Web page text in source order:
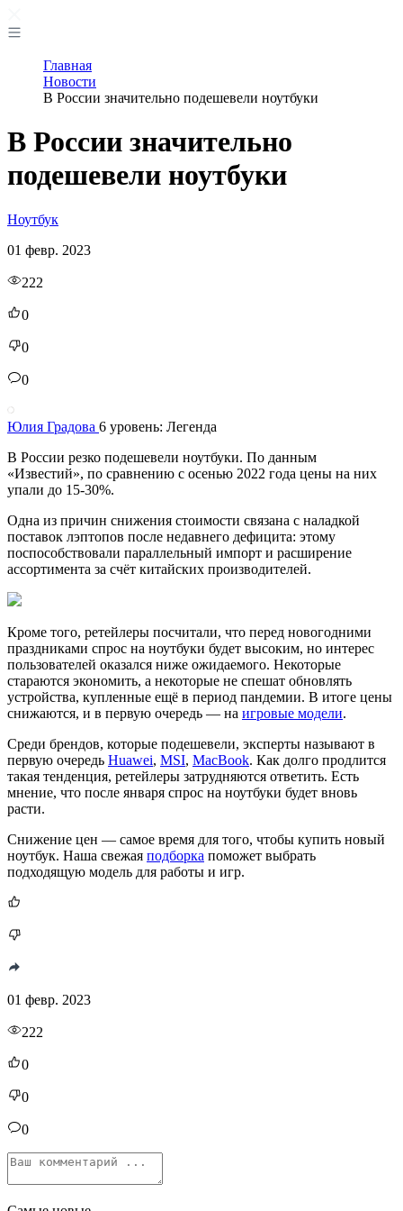
Главная
Новости
В России значительно подешевели ноутбуки
В России значительно
подешевели ноутбуки
Ноутбук
01 февр. 2023
222
0
0
0
Юлия Градова 6 уровень: Легенда
В России резко подешевели ноутбуки. По данным
«Известий», по сравнению с осенью 2022 года цены на них
упали до 15-30%.
Одна из причин снижения стоимости связана с наладкой
поставок лэптопов после недавнего дефицита: этому
поспособствовали параллельный импорт и расширение
ассортимента за счёт китайских производителей.
Кроме того, ретейлеры посчитали, что перед новогодними
праздниками спрос на ноутбуки будет высоким, но интерес
пользователей оказался ниже ожидаемого. Некоторые
стараются экономить, а некоторые не спешат обновлять
устройства, купленные ещё в период пандемии. В итоге цены
снижаются, и в первую очередь — на игровые модели.
Среди брендов, которые подешевели, эксперты называют в
первую очередь Huawei, MSI, MacBook. Как долго продлится
такая тенденция, ретейлеры затрудняются ответить. Есть
мнение, что после января спрос на ноутбуки будет вновь
расти.
Снижение цен — самое время для того, чтобы купить новый
ноутбук. Наша свежая подборка поможет выбрать
подходящую модель для работы и игр.
01 февр. 2023
222
0
0
0